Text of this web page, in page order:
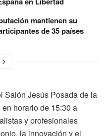
mantienen su
de 35 países
Salón Jesús Posada de la
horario de 15:30 a
y profesionales
la innovación y el